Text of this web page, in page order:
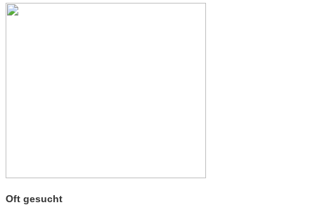
Oft gesucht